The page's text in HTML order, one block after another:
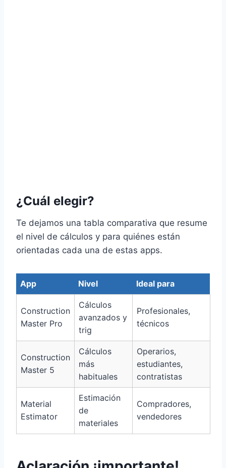
¿Cuál elegir?
Te dejamos una tabla comparativa que resume
el nivel de cálculos y para quiénes están
orientadas cada una de estas apps.
App Nivel Ideal para
Construction
Master Pro
Cálculos
avanzados y
trig
Profesionales,
técnicos
Construction
Master 5
Cálculos
más
habituales
Operarios,
estudiantes,
contratistas
Material
Estimator
Estimación
de
materiales
Compradores,
vendedores